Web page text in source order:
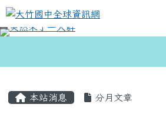
跳至主內容區
大竹國中全球資訊網
本站消息 分月文章